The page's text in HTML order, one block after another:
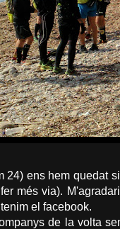
24) ens hem quedat
més via).
el facebook.
de la volta